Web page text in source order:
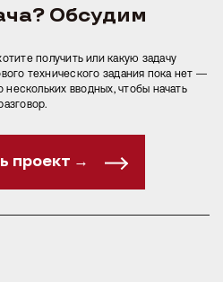
Обсудим
получить или какую задачу
технического задания пока нет —
вводных, чтобы начать
проект →